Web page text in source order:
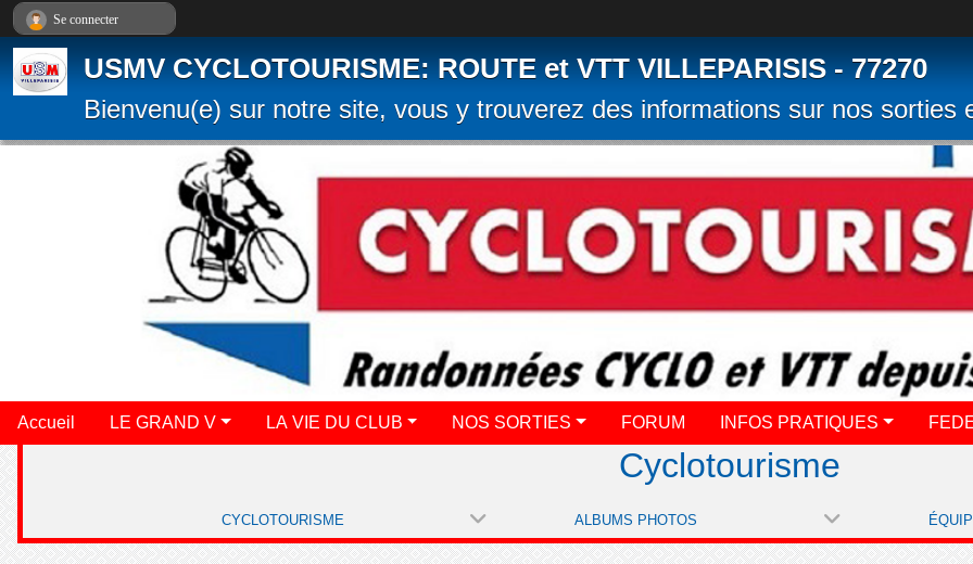
USMV CYCLOTOURISME: ROUTE et VTT VILLEPARISIS - 77270
Bienvenu(e) sur notre site, vous y trouverez des informations sur nos sorties
Accueil LE GRAND V LA VIE DU CLUB NOS SORTIES FORUM INFOS PRATIQUES
Cyclotourisme
CYCLOTOURISME ALBUMS PHOTOS
Se connecter
Panneau de gestion des cookies